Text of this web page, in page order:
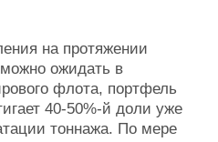
на протяжении
ожидать в
флота, портфель
40-50%-й доли уже
тоннажа. По мере